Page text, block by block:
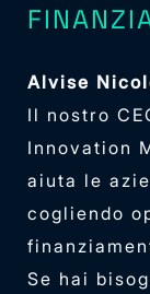
Alvise
Il nostro
Innovation
aiuta le
cogliendo
Se hai